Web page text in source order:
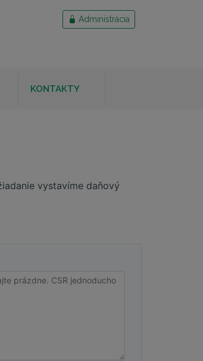
Administrácia
KONTAKTY
vystavíme daňový